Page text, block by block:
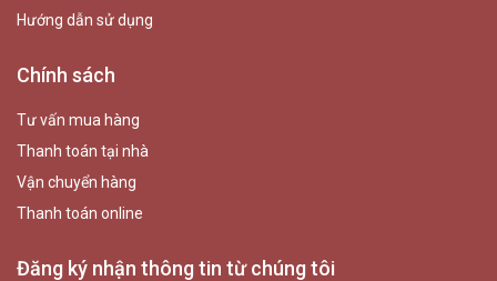
Hướng dẫn sử dụng
Chính sách
Tư vấn mua hàng
Thanh toán tại nhà
Vận chuyển hàng
Thanh toán online
Đăng ký nhận thông tin từ chúng tôi